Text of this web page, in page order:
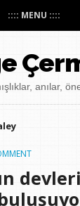
:::: MENU ::::
anılar,
devleri